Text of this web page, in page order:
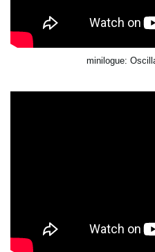
minilogue: